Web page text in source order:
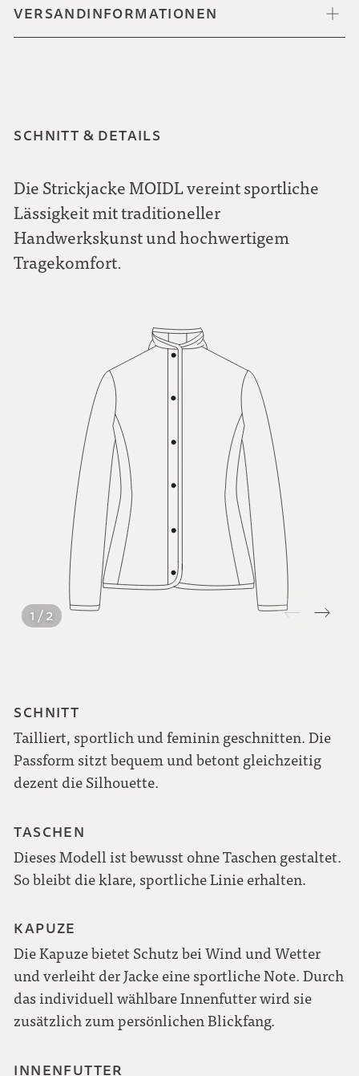
VERSANDINFORMATIONEN
SCHNITT & DETAILS
Die Strickjacke MOIDL vereint sportliche
Lässigkeit mit traditioneller
Handwerkskunst und hochwertigem
Tragekomfort.
1 / 2
SCHNITT
Tailliert, sportlich und feminin geschnitten. Die
Passform sitzt bequem und betont gleichzeitig
dezent die Silhouette.
TASCHEN
Dieses Modell ist bewusst ohne Taschen gestaltet.
So bleibt die klare, sportliche Linie erhalten.
KAPUZE
Die Kapuze bietet Schutz bei Wind und Wetter
und verleiht der Jacke eine sportliche Note. Durch
das individuell wählbare Innenfutter wird sie
zusätzlich zum persönlichen Blickfang.
INNENFUTTER